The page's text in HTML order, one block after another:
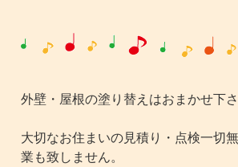
外壁・屋根の塗り替えはおまかせ下さ
大切なお住まいの見積り・点検一切
業も致しません。